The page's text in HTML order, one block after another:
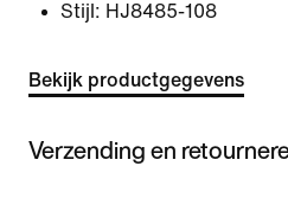
Stijl: HJ8485-108
Bekijk productgegevens
Verzending en